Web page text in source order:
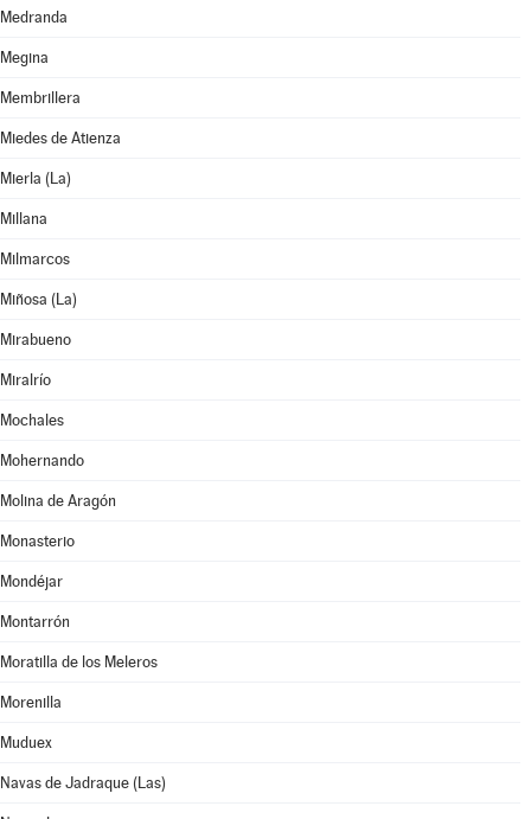
Medranda
Megina
Membrillera
Miedes de Atienza
Mierla (La)
Millana
Milmarcos
Miñosa (La)
Mirabueno
Miralrío
Mochales
Mohernando
Molina de Aragón
Monasterio
Mondéjar
Montarrón
Moratilla de los Meleros
Morenilla
Muduex
Navas de Jadraque (Las)